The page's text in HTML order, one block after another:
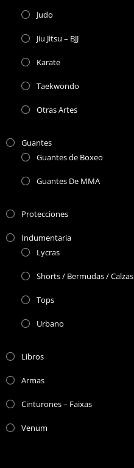
Judo
Jiu Jitsu – BJJ
Karate
Taekwondo
Otras Artes
Guantes
Guantes de Boxeo
Guantes De MMA
Protecciones
Indumentaria
Lycras
Shorts / Bermudas / Calzas
Tops
Urbano
Libros
Armas
Cinturones – Faixas
Venum